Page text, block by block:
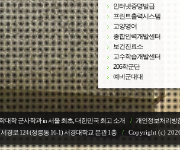
인터넷증명발급
프린트출력시스템
교양영어
종합인력개발센터
보건진료소
교수학습개발센터
206학군단
예비군대대
대학 군사학과 in 서울 최초, 대한민국 최고 소개 /
개인정보처리방
경로 124 (정릉동 16-1) 서경대학교본관 1층 / Copyright (c)